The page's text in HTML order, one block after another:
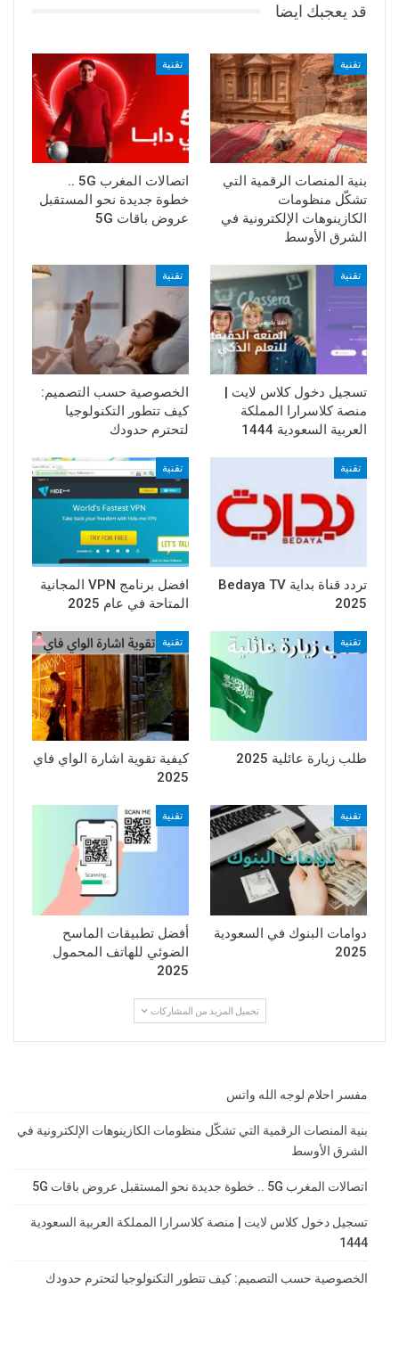
قد يعجبك ايضا
تقنية
بنية المنصات الرقمية التي
تشكّل منظومات
الكازينوهات الإلكترونية في
الشرق الأوسط
تقنية
اتصالات المغرب 5G ..
خطوة جديدة نحو المستقبل
عروض باقات 5G
تقنية
تسجيل دخول كلاس لايت |
منصة كلاسرارا المملكة
العربية السعودية 1444
تقنية
الخصوصية حسب التصميم:
كيف تتطور التكنولوجيا
لتحترم حدودك
تقنية
تردد قناة بداية Bedaya TV
2025
تقنية
افضل برنامج VPN المجانية
المتاحة في عام 2025
تقنية
طلب زيارة عائلية 2025
تقنية
كيفية تقوية اشارة الواي فاي
2025
تقنية
دوامات البنوك في السعودية
2025
تقنية
أفضل تطبيقات الماسح
الضوئي للهاتف المحمول
2025
تحميل المزيد من المشاركات
مفسر احلام لوجه الله واتس
بنية المنصات الرقمية التي تشكّل منظومات الكازينوهات الإلكترونية في
الشرق الأوسط
اتصالات المغرب 5G .. خطوة جديدة نحو المستقبل عروض باقات 5G
تسجيل دخول كلاس لايت | منصة كلاسرارا المملكة العربية السعودية
1444
الخصوصية حسب التصميم: كيف تتطور التكنولوجيا لتحترم حدودك